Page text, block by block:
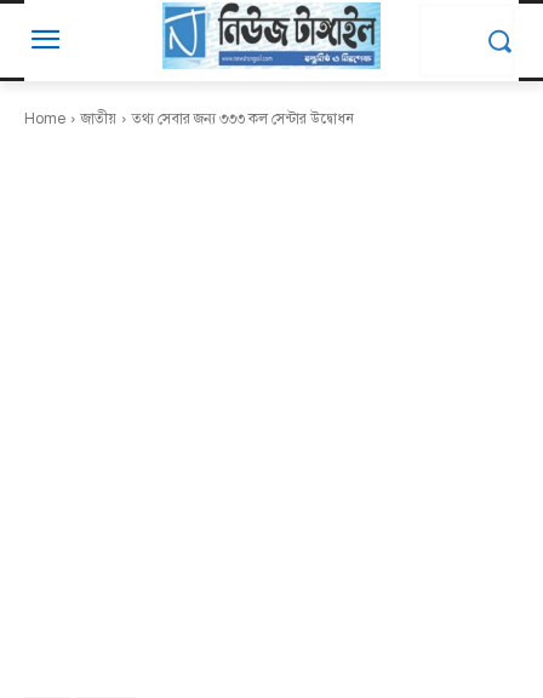
Home জাতীয় তথ্য সেবার জন্য ৩৩৩ কল সেন্টার উদ্বোধন